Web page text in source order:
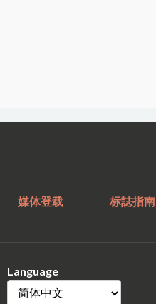
媒体登载 标誌指南
Language